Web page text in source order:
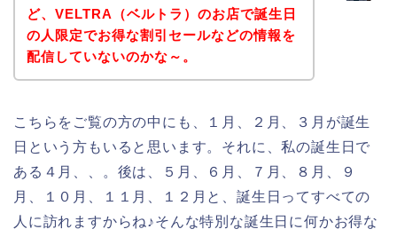
ど、VELTRA（ベルトラ）のお店で誕生日
の人限定でお得な割引セールなどの情報を
配信していないのかな～。
こちらをご覧の方の中にも、１月、２月、３月が誕生
日という方もいると思います。それに、私の誕生日で
ある４月、、。後は、５月、６月、７月、８月、９
月、１０月、１１月、１２月と、誕生日ってすべての
人に訪れますからね♪そんな特別な誕生日に何かお得な